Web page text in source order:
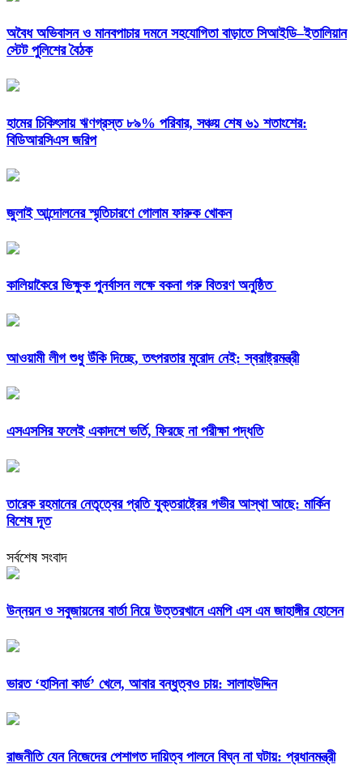
অবৈধ অভিবাসন ও মানবপাচার দমনে সহযোগিতা বাড়াতে সিআইডি–ইতালিয়ান
স্টেট পুলিশের বৈঠক
হামের চিকিৎসায় ঋণগ্রস্ত ৮৯% পরিবার, সঞ্চয় শেষ ৬১ শতাংশের:
বিডিআরসিএস জরিপ
জুলাই আন্দোলনের স্মৃতিচারণে গোলাম ফারুক খোকন
কালিয়াকৈরে ভিক্ষুক পুনর্বাসন লক্ষে বকনা গরু বিতরণ অনুষ্ঠিত
আওয়ামী লীগ শুধু উঁকি দিচ্ছে, তৎপরতার মুরোদ নেই: স্বরাষ্ট্রমন্ত্রী
এসএসসির ফলেই একাদশে ভর্তি, ফিরছে না পরীক্ষা পদ্ধতি
তারেক রহমানের নেতৃত্বের প্রতি যুক্তরাষ্ট্রের গভীর আস্থা আছে: মার্কিন
বিশেষ দূত
সর্বশেষ সংবাদ
উন্নয়ন ও সবুজায়নের বার্তা নিয়ে উত্তরখানে এমপি এস এম জাহাঙ্গীর হোসেন
ভারত ‘হাসিনা কার্ড’ খেলে, আবার বন্ধুত্বও চায়: সালাহউদ্দিন
রাজনীতি যেন নিজেদের পেশাগত দায়িত্ব পালনে বিঘ্ন না ঘটায়: প্রধানমন্ত্রী